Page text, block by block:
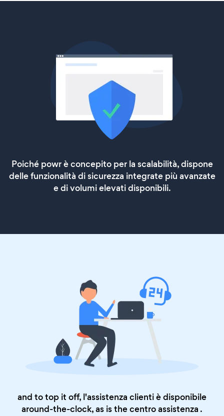
Poiché powr è concepito per la scalabilità, dispone
delle funzionalità di sicurezza integrate più avanzate
e di volumi elevati disponibili.
and to top it off, l'assistenza clienti è disponibile
around-the-clock, as is thecentro assistenza .